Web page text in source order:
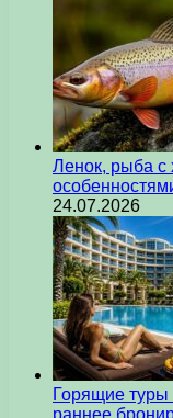
Ленок, рыба с
24.07.2026
Горящие туры
раннее